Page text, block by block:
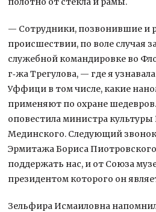
— Сотрудники, позвонившие и
происшествии, по воле случая
служебной командировке во
г‑жа Трегулова, — где я
Уффици в том числе, какие
применяют по охране
оповестила министра
Мединского. Следующий звонок
Эрмитажа Бориса
поддержать нас, и от Союза
президентом которого он
Зельфира Исмаиловна